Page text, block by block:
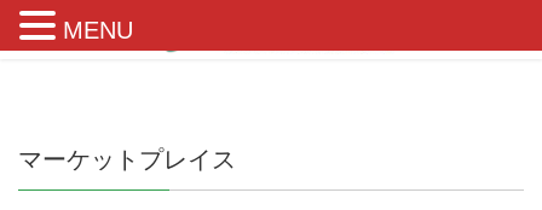
マーケットプレイス
MENU